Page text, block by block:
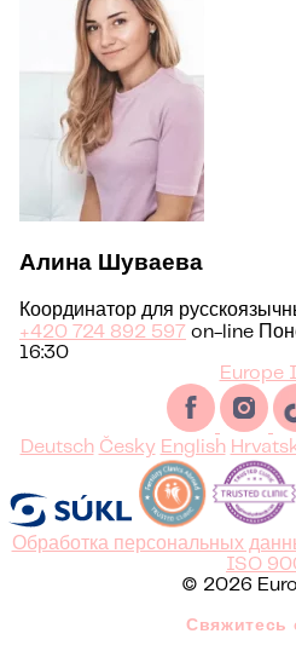
Алина Шуваева
Координатор для
+420 724 892 597 on-line
16:30
Europe
Deutsch Česky English
Обработка персональных
ISO
© 2026
Свяжитесь